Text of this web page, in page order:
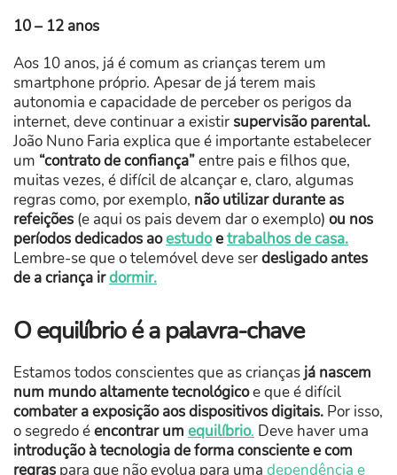
10 – 12 anos
Aos 10 anos, já é comum as crianças terem um
smartphone próprio. Apesar de já terem mais
autonomia e capacidade de perceber os perigos da
internet, deve continuar a existir supervisão parental.
João Nuno Faria explica que é importante estabelecer
um “contrato de confiança”entre pais e filhos que,
muitas vezes, é difícil de alcançar e, claro, algumas
regras como, por exemplo, não utilizar durante as
refeições (e aqui os pais devem dar o exemplo) ou nos
períodos dedicados aoestudoetrabalhos de casa.
Lembre-se que o telemóvel deve serdesligado antes
de a criança irdormir.
O equilíbrio é a palavra-chave
Estamos todos conscientes que as crianças já nascem
num mundo altamente tecnológicoe que é difícil
combater a exposição aos dispositivos digitais. Por isso,
o segredo éencontrar um equilíbrio. Deve haver uma
introdução à tecnologia de forma consciente e com
regras para que não evolua para uma dependência e